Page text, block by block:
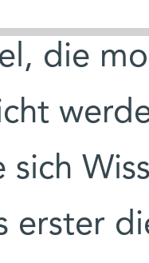
die
sich
erster